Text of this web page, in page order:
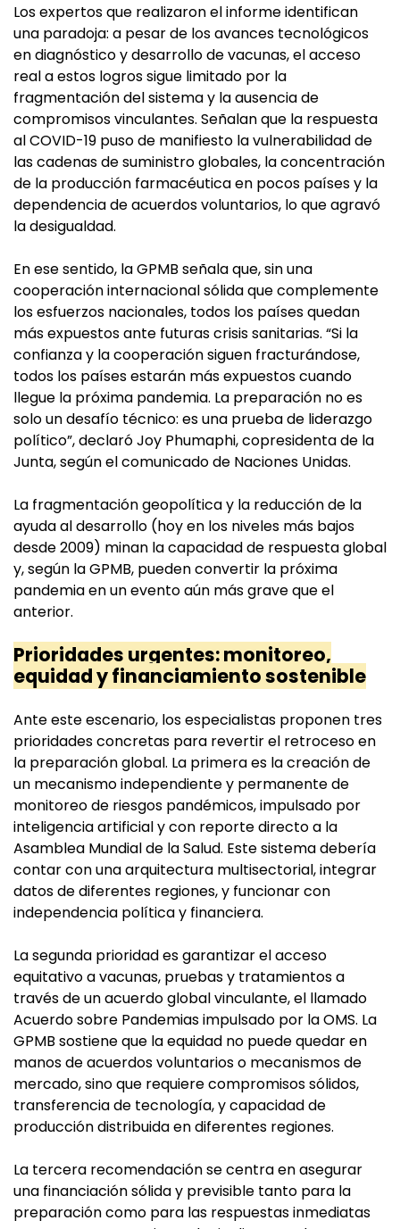
Los expertos que realizaron el informe identifican
una paradoja: a pesar de los avances tecnológicos
en diagnóstico y desarrollo de vacunas, el acceso
real a estos logros sigue limitado por la
fragmentación del sistema y la ausencia de
compromisos vinculantes. Señalan que la respuesta
al COVID-19 puso de manifiesto la vulnerabilidad de
las cadenas de suministro globales, la concentración
de la producción farmacéutica en pocos países y la
dependencia de acuerdos voluntarios, lo que agravó
la desigualdad.
En ese sentido, la GPMB señala que, sin una
cooperación internacional sólida que complemente
los esfuerzos nacionales, todos los países quedan
más expuestos ante futuras crisis sanitarias. “Si la
confianza y la cooperación siguen fracturándose,
todos los países estarán más expuestos cuando
llegue la próxima pandemia. La preparación no es
solo un desafío técnico: es una prueba de liderazgo
político”, declaró Joy Phumaphi, copresidenta de la
Junta, según el comunicado de Naciones Unidas.
La fragmentación geopolítica y la reducción de la
ayuda al desarrollo (hoy en los niveles más bajos
desde 2009) minan la capacidad de respuesta global
y, según la GPMB, pueden convertir la próxima
pandemia en un evento aún más grave que el
anterior.
Prioridades urgentes: monitoreo,
equidad y financiamiento sostenible
Ante este escenario, los especialistas proponen tres
prioridades concretas para revertir el retroceso en
la preparación global. La primera es la creación de
un mecanismo independiente y permanente de
monitoreo de riesgos pandémicos, impulsado por
inteligencia artificial y con reporte directo a la
Asamblea Mundial de la Salud. Este sistema debería
contar con una arquitectura multisectorial, integrar
datos de diferentes regiones, y funcionar con
independencia política y financiera.
La segunda prioridad es garantizar el acceso
equitativo a vacunas, pruebas y tratamientos a
través de un acuerdo global vinculante, el llamado
Acuerdo sobre Pandemias impulsado por la OMS. La
GPMB sostiene que la equidad no puede quedar en
manos de acuerdos voluntarios o mecanismos de
mercado, sino que requiere compromisos sólidos,
transferencia de tecnología, y capacidad de
producción distribuida en diferentes regiones.
La tercera recomendación se centra en asegurar
una financiación sólida y previsible tanto para la
preparación como para las respuestas inmediatas